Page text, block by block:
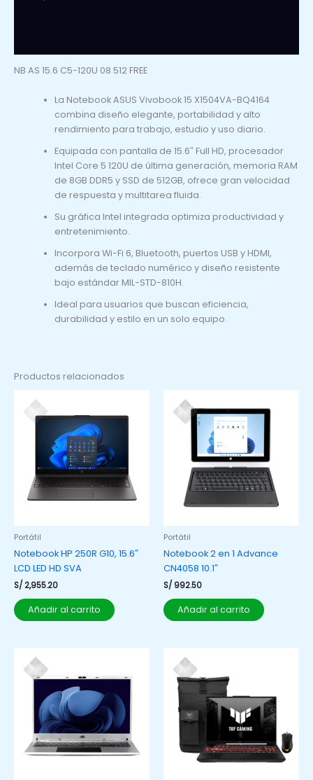
NB AS 15.6 C5-120U 08 512 FREE
La Notebook ASUS Vivobook 15 X1504VA-BQ4164
combina diseño elegante, portabilidad y alto
rendimiento para trabajo, estudio y uso diario.
Equipada con pantalla de 15.6″ Full HD, procesador
Intel Core 5 120U de última generación, memoria RAM
de 8GB DDR5 y SSD de 512GB, ofrece gran velocidad
de respuesta y multitarea fluida.
Su gráfica Intel integrada optimiza productividad y
entretenimiento.
Incorpora Wi-Fi 6, Bluetooth, puertos USB y HDMI,
además de teclado numérico y diseño resistente
bajo estándar MIL-STD-810H.
Ideal para usuarios que buscan eficiencia,
durabilidad y estilo en un solo equipo.
Productos relacionados
Portátil
Notebook HP 250R G10, 15.6″
LCD LED HD SVA
S/2,955.20
Añadir al carrito
Portátil
Notebook 2 en 1 Advance
CN4058 10.1″
S/ 992.50
Añadir al carrito